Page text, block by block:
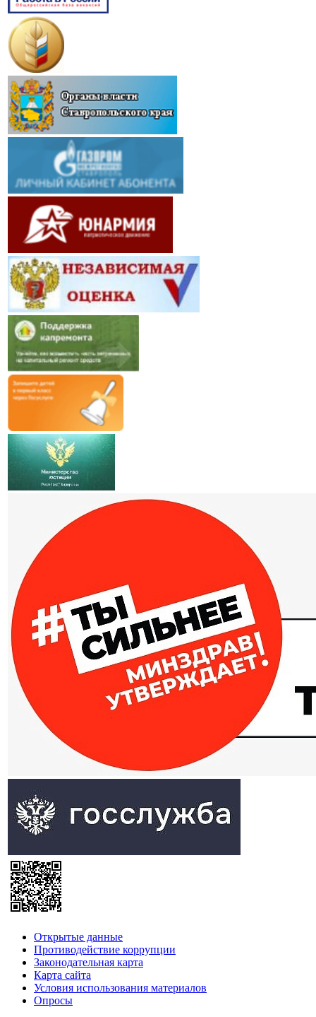
Открытые данные
Противодействие коррупции
Законодательная карта
Карта сайта
Условия использования материалов
Опросы